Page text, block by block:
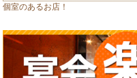
個室のあるお店！